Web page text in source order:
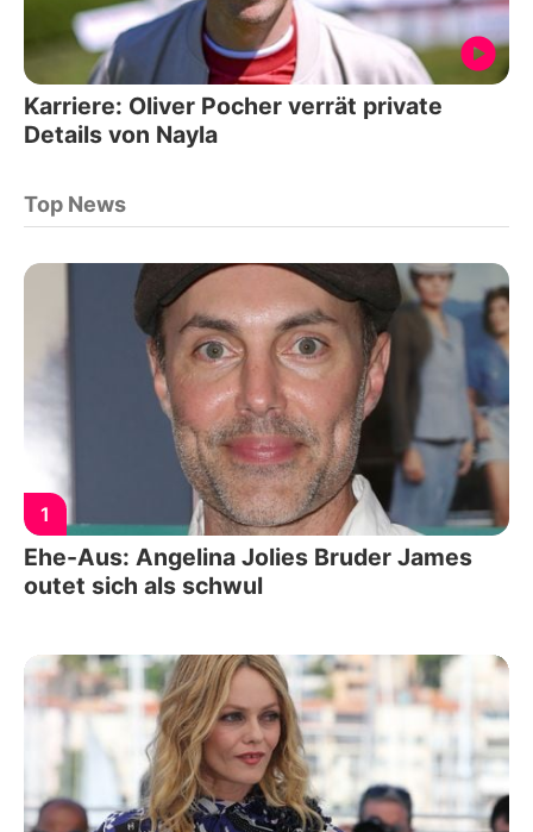
Karriere: Oliver Pocher verrät private
Details von Nayla
Top News
1
Ehe-Aus: Angelina Jolies Bruder James
outet sich als schwul